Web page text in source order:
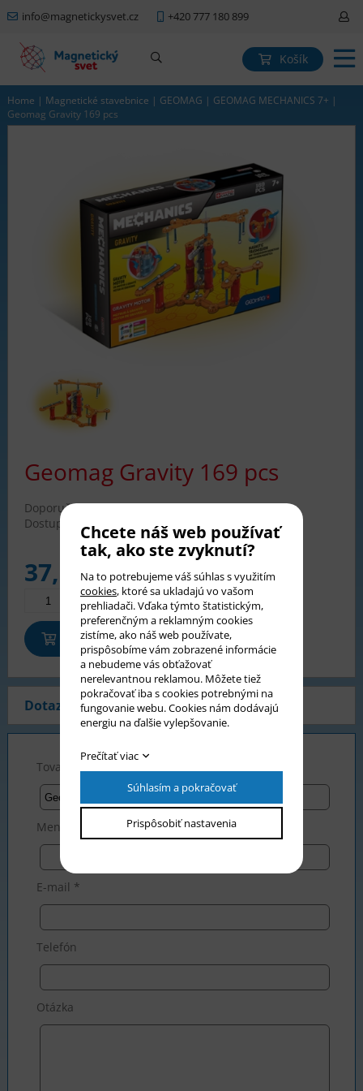
info@magnetickysvet.cz +420 777 180 899
Košík
Home | Magnetické stavebnice | GEOMAG | GEOMAG MECHANICS 7+ |
Geomag Gravity 169 pcs
Geomag Gravity 169 pcs
Doporučené od:7 rokov
Dostupnosť:skladom
37,90€
Pridať do košíka
Dotaz na produkt Video
Tovar *
Meno *
E-mail *
Telefón
Otázka
Chcete náš web používať
tak, ako ste zvyknutí?
Na to potrebujeme váš súhlas s využitím
cookies, ktoré sa ukladajú vo vašom
prehliadači. Vďaka týmto štatistickým,
preferenčným a reklamným cookies
zistíme, ako náš web používate,
prispôsobíme vám zobrazené informácie
a nebudeme vás obťažovať
nerelevantnou reklamou. Môžete tiež
pokračovať iba s cookies potrebnými na
fungovanie webu. Cookies nám dodávajú
energiu na ďalšie vylepšovanie.
Prečítať viac
Súhlasím a pokračovať
Prispôsobiť nastavenia